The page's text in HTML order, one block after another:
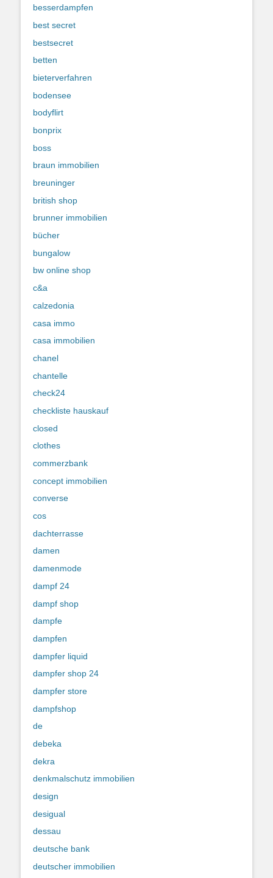
besserdampfen
best secret
bestsecret
betten
bieterverfahren
bodensee
bodyflirt
bonprix
boss
braun immobilien
breuninger
british shop
brunner immobilien
bücher
bungalow
bw online shop
c&a
calzedonia
casa immo
casa immobilien
chanel
chantelle
check24
checkliste hauskauf
closed
clothes
commerzbank
concept immobilien
converse
cos
dachterrasse
damen
damenmode
dampf 24
dampf shop
dampfe
dampfen
dampfer liquid
dampfer shop 24
dampfer store
dampfshop
de
debeka
dekra
denkmalschutz immobilien
design
desigual
dessau
deutsche bank
deutscher immobilien